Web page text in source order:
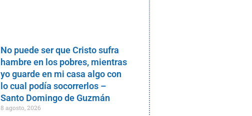
No puede ser que Cristo sufra
hambre en los pobres, mientras
yo guarde en mi casa algo con
lo cual podía socorrerlos –
Santo Domingo de Guzmán
8 agosto, 2026